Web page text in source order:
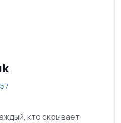
кто скрывает